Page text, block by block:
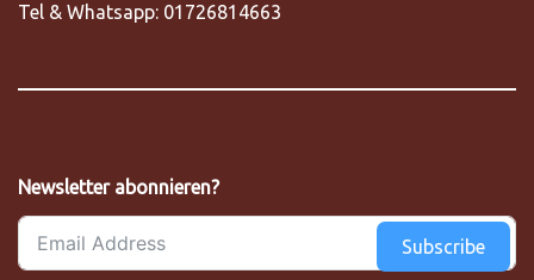
Tel & Whatsapp: 01726814663
Newsletter abonnieren?
Subscribe